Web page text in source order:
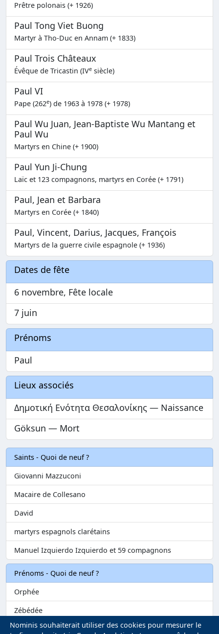
Prêtre polonais (+ 1926)
Paul Tong Viet Buong
Martyr à Tho-Duc en Annam (+ 1833)
Paul Trois Châteaux
Évêque de Tricastin (IVe siècle)
Paul VI
Pape (262e) de 1963 à 1978 (+ 1978)
Paul Wu Juan, Jean-Baptiste Wu Mantang et
Paul Wu
Martyrs en Chine (+ 1900)
Paul Yun Ji-Chung
Laïc et 123 compagnons, martyrs en Corée (+ 1791)
Paul, Jean et Barbara
Martyrs en Corée (+ 1840)
Paul, Vincent, Darius, Jacques, François
Martyrs de la guerre civile espagnole (+ 1936)
Dates de fête
6 novembre, Fête locale
7 juin
Prénoms
Paul
Lieux associés
Δημοτική Ενότητα Θεσαλονίκης — Naissance
Göksun — Mort
Saints - Quoi de neuf ?
Giovanni Mazzuconi
Macaire de Collesano
David
martyrs espagnols clarétains
Manuel Izquierdo Izquierdo et 59 compagnons
Prénoms - Quoi de neuf ?
Orphée
Zébédée
Melvil
Nominis souhaiterait utiliser des cookies pour mesurer le